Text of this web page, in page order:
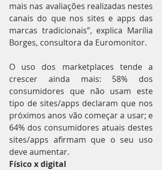
mais nas avaliações realizadas nestes
canais do que nos sites e apps das
marcas tradicionais”, explica Marília
Borges, consultora da Euromonitor.
O uso dos marketplaces tende a
crescer ainda mais: 58% dos
consumidores que não usam este
tipo de sites/apps declaram que nos
próximos anos vão começar a usar; e
64% dos consumidores atuais destes
sites/apps afirmam que o seu uso
deve aumentar.
Físico x digital